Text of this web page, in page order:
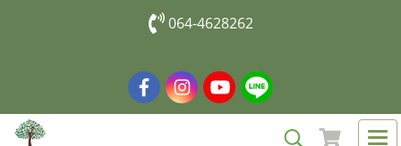
064-4628262